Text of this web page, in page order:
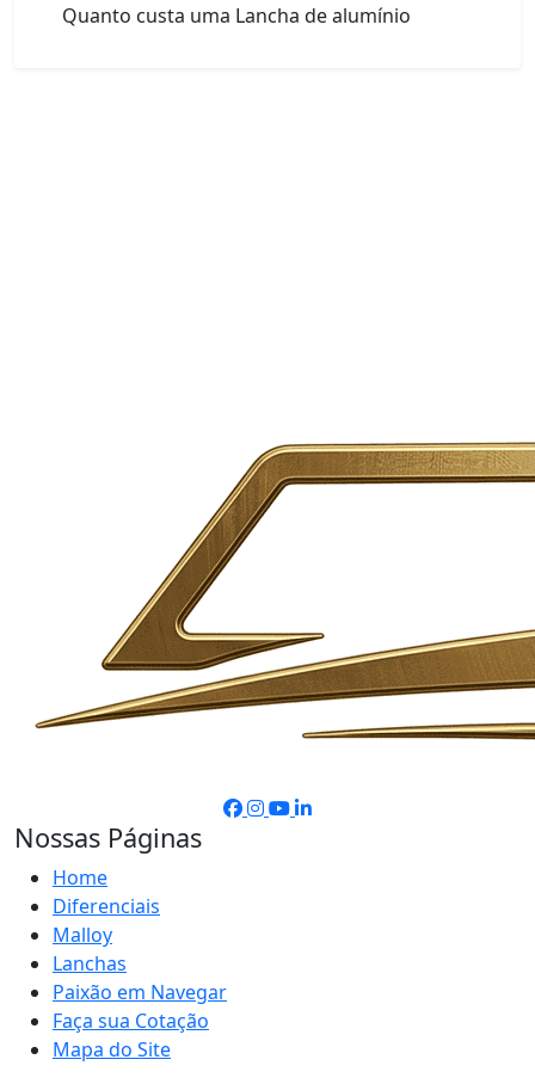
Quanto custa uma Lancha de alumínio
Nossas Páginas
Home
Diferenciais
Malloy
Lanchas
Paixão em Navegar
Faça sua Cotação
Mapa do Site